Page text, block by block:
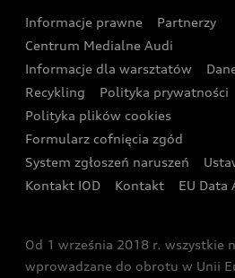
Oferta dla przedsiębiorców
Oferta dla klientów prywatnych
Kalkulator rat
Ubezpieczenie
Audi exclusive
Zasięg
Akcje serwisowe Audi
Katalog online akcesoriów
Audi i Muzeum Sztuki
Audi driving experience
Audi quattro Cup
Audi i Puchar Świata w Skokach
Zakopanem
Informacje prawne
Partnerzy
Centrum Medialne Audi
Informacje dla warsztatów
Recykling
Polityka prywatności
Polityka plików cookies
Formularz cofnięcia zgód
System zgłoszeń naruszeń
Kontakt IOD
Kontakt EU Data
Od 1 września 2018 r. wszystkie
wprowadzane do obrotu w Unii